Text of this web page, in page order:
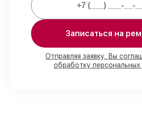
Мы гарантируем:
работ в присутствии
90%комплектующих для
имеются в наличии или
срочного заказа
Записаться на
Отправляя заявку, Вы
обработку